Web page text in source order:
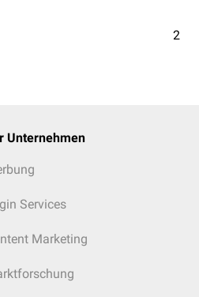
2
Unternehmen
Services
Marketing